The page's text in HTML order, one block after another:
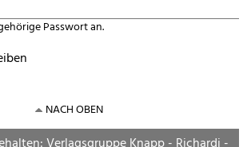
Passwort an.
NACH OBEN